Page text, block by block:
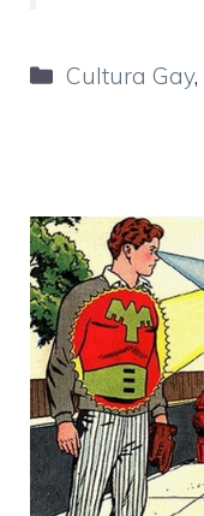
Categorie
Cultura Gay,